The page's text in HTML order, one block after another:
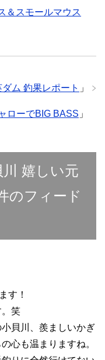
＆スモールマウス
ム 釣果レポート 」
ローでBIG BASS 」
川 嬉しい元
のフィード
す！
笑
貝川、羨ましいかぎ
心も温まりますね。